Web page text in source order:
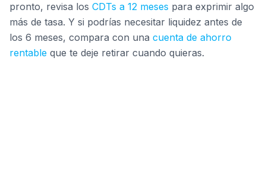
pronto, revisa los CDTs a 12 meses para exprimir algo
más de tasa. Y si podrías necesitar liquidez antes de
los 6 meses, compara con una cuenta de ahorro
rentable que te deje retirar cuando quieras.